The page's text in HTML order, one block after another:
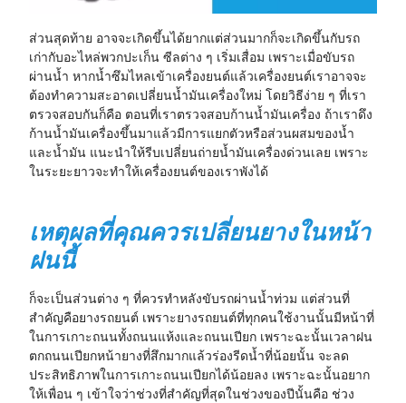
ส่วนสุดท้าย อาจจะเกิดขึ้นได้ยากแต่ส่วนมากก็จะเกิดขึ้นกับรถ
เก่ากับอะไหล่พวกปะเก็น ซีลต่าง ๆ เริ่มเสื่อม เพราะเมื่อขับรถ
ผ่านน้ำ หากน้ำซึมไหลเข้าเครื่องยนต์แล้วเครื่องยนต์เราอาจจะ
ต้องทำความสะอาดเปลี่ยนน้ำมันเครื่องใหม่ โดยวิธีง่าย ๆ ที่เรา
ตรวจสอบกันก็คือ ตอนที่เราตรวจสอบก้านน้ำมันเครื่อง ถ้าเราดึง
ก้านน้ำมันเครื่องขึ้นมาแล้วมีการแยกตัวหรือส่วนผสมของน้ำ
และน้ำมัน แนะนำให้รีบเปลี่ยนถ่ายน้ำมันเครื่องด่วนเลย เพราะ
ในระยะยาวจะทำให้เครื่องยนต์ของเราพังได้
เหตุผลที่คุณควรเปลี่ยนยางในหน้า
ฝนนี้
ก็จะเป็นส่วนต่าง ๆ ที่ควรทำหลังขับรถผ่านน้ำท่วม แต่ส่วนที่
สำคัญคือยางรถยนต์ เพราะยางรถยนต์ที่ทุกคนใช้งานนั้นมีหน้าที่
ในการเกาะถนนทั้งถนนแห้งและถนนเปียก เพราะฉะนั้นเวลาฝน
ตกถนนเปียกหน้ายางที่สึกมากแล้วร่องรีดน้ำที่น้อยนั้น จะลด
ประสิทธิภาพในการเกาะถนนเปียกได้น้อยลง เพราะฉะนั้นอยาก
ให้เพื่อน ๆ เข้าใจว่าช่วงที่สำคัญที่สุดในช่วงของปีนั้นคือ ช่วง